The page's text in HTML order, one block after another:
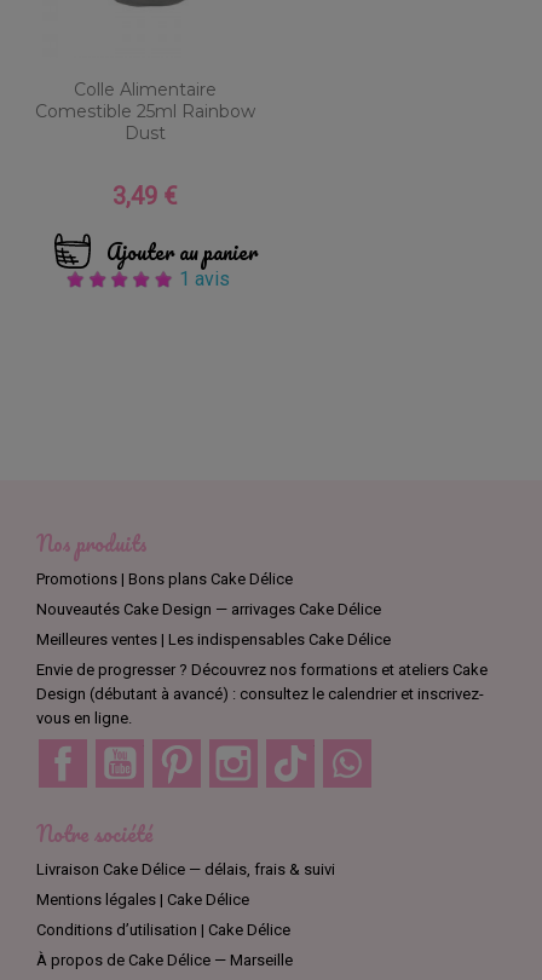
Colle Alimentaire
Comestible 25ml Rainbow
Dust
Prix
3,49 €
Ajouter au panier
1 avis
Nos produits
Promotions | Bons plans Cake Délice
Nouveautés Cake Design — arrivages Cake Délice
Meilleures ventes | Les indispensables Cake Délice
Envie de progresser ? Découvrez nos formations et ateliers Cake
Design (débutant à avancé) : consultez le calendrier et inscrivez-
vous en ligne.
Facebook YouTube Pinterest Instagram TikTok
Notre société
Livraison Cake Délice — délais, frais & suivi
Mentions légales | Cake Délice
Conditions d’utilisation | Cake Délice
À propos de Cake Délice — Marseille